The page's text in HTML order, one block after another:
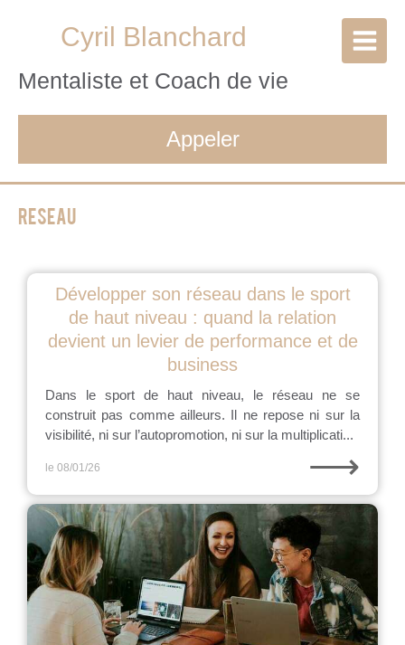
Cyril Blanchard
Mentaliste et Coach de vie
Appeler
Reseau
Développer son réseau dans le sport
de haut niveau : quand la relation
devient un levier de performance et de
business
Dans le sport de haut niveau, le réseau ne se
construit pas comme ailleurs. Il ne repose ni sur la
visibilité, ni sur l’autopromotion, ni sur la multiplicati...
le 08/01/26 ⟶